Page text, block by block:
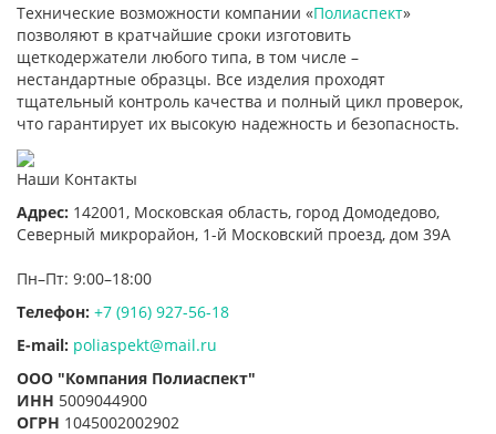
Технические возможности компании «Полиаспект»
позволяют в кратчайшие сроки изготовить
щеткодержатели любого типа, в том числе –
нестандартные образцы. Все изделия проходят
тщательный контроль качества и полный цикл проверок,
что гарантирует их высокую надежность и безопасность.
Наши Контакты
Адрес: 142001, Московская область, город Домодедово,
Северный микрорайон, 1-й Московский проезд, дом 39А
Пн–Пт: 9:00–18:00
Телефон: +7 (916) 927-56-18
E-mail: poliaspekt@mail.ru
ООО "Компания Полиаспект"
ИНН 5009044900
ОГРН 1045002002902